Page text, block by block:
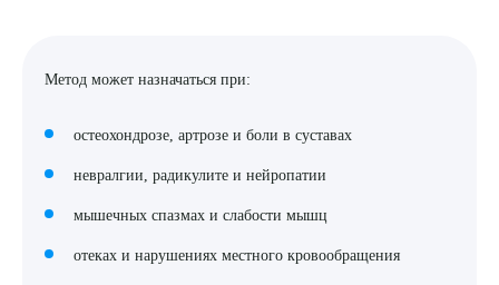
ЗАПИСЬ ОНЛАЙН
Метод может назначаться при:
остеохондрозе, артрозе и боли в суставах
невралгии, радикулите и нейропатии
мышечных спазмах и слабости мышц
отеках и нарушениях местного кровообращения